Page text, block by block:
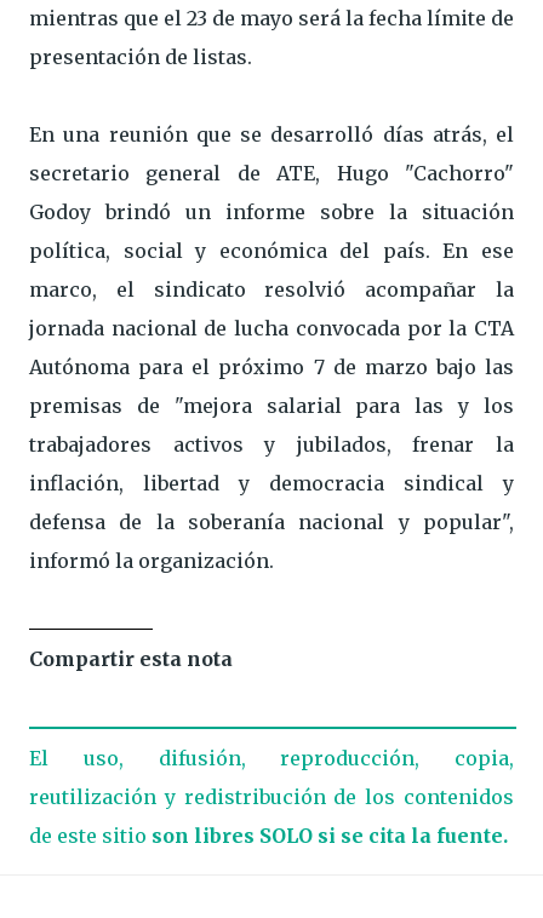
mientras que el 23 de mayo será la fecha límite de
presentación de listas.
En una reunión que se desarrolló días atrás, el
secretario general de ATE, Hugo "Cachorro"
Godoy brindó un informe sobre la situación
política, social y económica del país. En ese
marco, el sindicato resolvió acompañar la
jornada nacional de lucha convocada por la CTA
Autónoma para el próximo 7 de marzo bajo las
premisas de "mejora salarial para las y los
trabajadores activos y jubilados, frenar la
inflación, libertad y democracia sindical y
defensa de la soberanía nacional y popular",
informó la organización.
Compartir esta nota
El uso, difusión, reproducción, copia,
reutilización y redistribución de los contenidos
de este sitio son libres SOLO si se cita la fuente.